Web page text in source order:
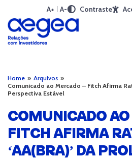
A+ A- Contraste
Home » Arquivos »
Comunicado ao Mercado – Fitch Afirma
Perspectiva Estável
COMUNICADO
FITCH AFIRMA
‘AA(BRA)’ DA